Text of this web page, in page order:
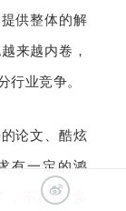
供整体的解
来越内卷，
行业竞争。
论文、酷炫
有一定的鸿
不再说“多